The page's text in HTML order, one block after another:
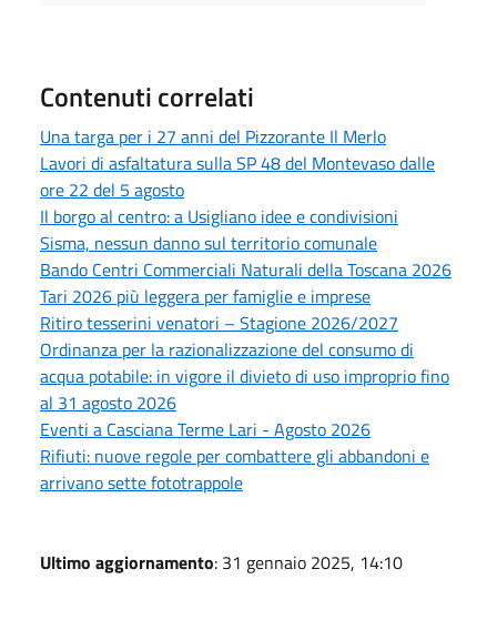
Contenuti correlati
Una targa per i 27 anni del Pizzorante Il Merlo
Lavori di asfaltatura sulla SP 48 del Montevaso dalle
ore 22 del 5 agosto
Il borgo al centro: a Usigliano idee e condivisioni
Sisma, nessun danno sul territorio comunale
Bando Centri Commerciali Naturali della Toscana 2026
Tari 2026 più leggera per famiglie e imprese
Ritiro tesserini venatori – Stagione 2026/2027
Ordinanza per la razionalizzazione del consumo di
acqua potabile: in vigore il divieto di uso improprio fino
al 31 agosto 2026
Eventi a Casciana Terme Lari - Agosto 2026
Rifiuti: nuove regole per combattere gli abbandoni e
arrivano sette fototrappole
Ultimo aggiornamento: 31 gennaio 2025, 14:10